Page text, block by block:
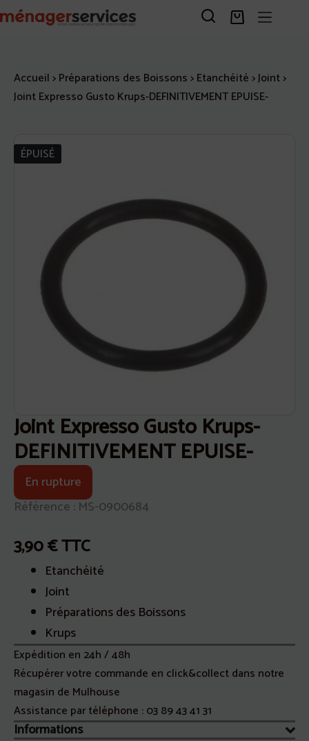
au
Panier
Accueil>Préparations des Boissons>Etanchéité>Joint>
Joint Expresso Gusto Krups-DEFINITIVEMENT EPUISE-
ÉPUISÉ
Joint Expresso Gusto Krups-
DEFINITIVEMENT EPUISE-
En rupture
Référence : MS-0900684
3,90€TTC
Etanchéité
Joint
Préparations des Boissons
Krups
Expédition en 24h / 48h
Récupérer votre commande en click&collect dans notre
magasin de Mulhouse
Assistance par téléphone :03 89 43 41 31
Informations